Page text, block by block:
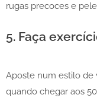
rugas precoces e
5. Faça
Aposte num estilo de
quando chegar aos